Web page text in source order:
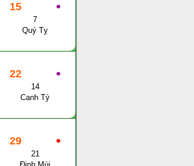
●
15
7
Quý Tỵ
●
22
14
Canh Tý
●
29
21